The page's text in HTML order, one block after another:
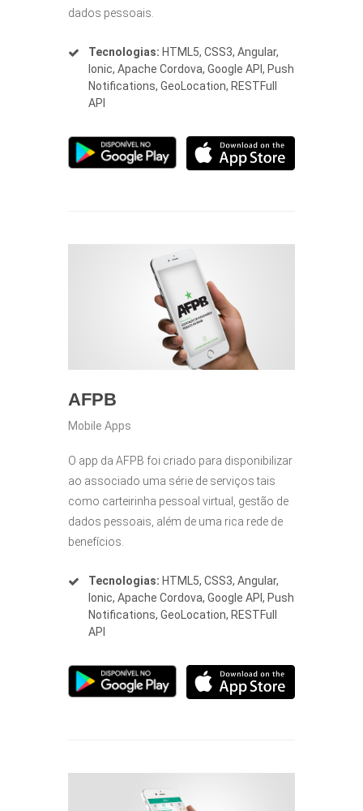
dados pessoais.
Tecnologias: HTML5, CSS3, Angular,
Ionic, Apache Cordova, Google API, Push
Notifications, GeoLocation, RESTFull
API
AFPB
Mobile Apps
O app da AFPB foi criado para disponibilizar
ao associado uma série de serviços tais
como carteirinha pessoal virtual, gestão de
dados pessoais, além de uma rica rede de
benefícios.
Tecnologias: HTML5, CSS3, Angular,
Ionic, Apache Cordova, Google API, Push
Notifications, GeoLocation, RESTFull
API